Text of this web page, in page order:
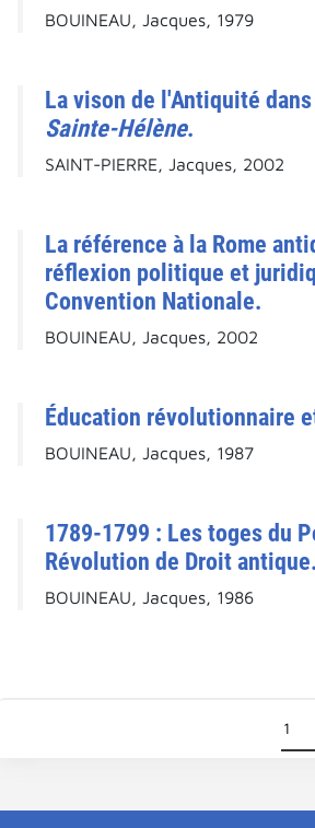
BOUINEAU, Jacques, 1979
La vison de l'Antiquité
Sainte-Hélène.
SAINT-PIERRE, Jacques, 2002
La référence à la Rome
réflexion politique et
Convention Nationale.
BOUINEAU, Jacques, 2002
Éducation révolutionnaire
BOUINEAU, Jacques, 1987
1789-1799 : Les toges du
Révolution de Droit antique.
BOUINEAU, Jacques, 1986